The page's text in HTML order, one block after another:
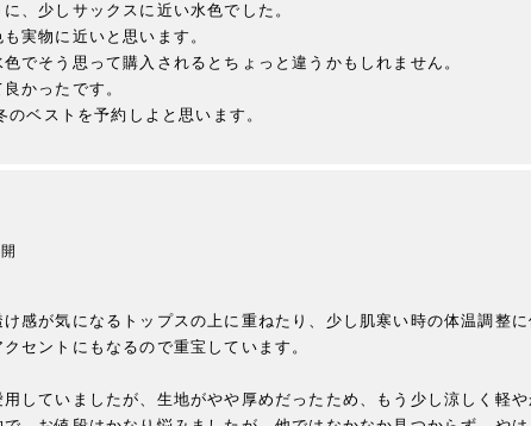
、少しサックスに近い水色でした。
実物に近いと思います。
でそう思って購入されるとちょっと違うかもしれません。
かったです。
感が気になるトップスの上に重ねたり、少し肌寒い時の体温調整
セントにもなるので重宝しています。
していましたが、生地がやや厚めだったため、もう少し涼しく軽